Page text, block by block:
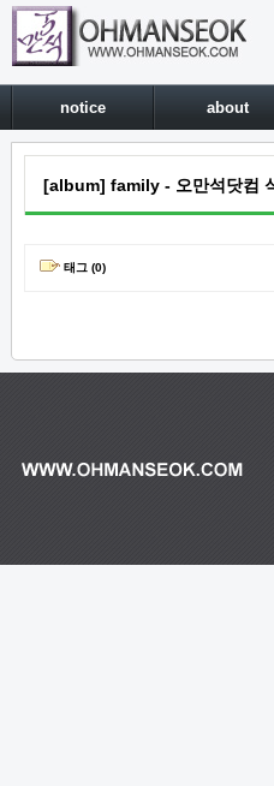
notice about
[album] family - 오만석닷컴
태그 (0)